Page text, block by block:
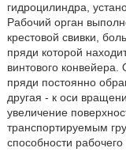
гидроцилиндра,
Рабочий орган
крестовой свивки,
пряди которой
винтового конвейера.
пряди постоянно
другая - к оси
увеличение
транспортируемым
способности рабочего